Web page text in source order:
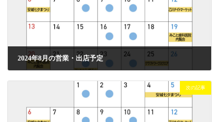
2024年8月の営業・出店予定
次の記事